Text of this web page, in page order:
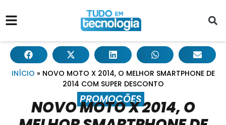
INÍCIO » NOVO MOTO X 2014, O MELHOR SMARTPHONE DE
2014 COM SUPER DESCONTO
PROMOÇÕES
NOVO MOTO X 2014, O